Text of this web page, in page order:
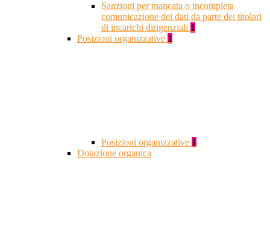
Sanzioni per mancata o incompleta
comunicazione dei dati da parte dei titolari
di incarichi dirigenziali 1
Posizioni organizzative 1
Posizioni organizzative 1
Dotazione organica